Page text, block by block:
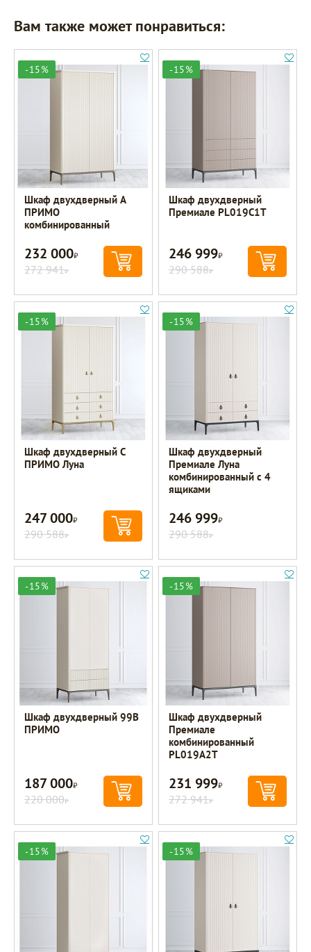
Вам также может понравиться:
-15%
Шкаф двухдверный A
ПРИМО
комбинированный
232 000Р
272 941Р
-15%
Шкаф двухдверный
Премиале PL019C1T
246 999Р
290 588Р
-15%
Шкаф двухдверный С
ПРИМО Луна
247 000Р
290 588Р
-15%
Шкаф двухдверный
Премиале Луна
комбинированный с 4
ящиками
246 999Р
290 588Р
-15%
Шкаф двухдверный 99B
ПРИМО
187 000Р
220 000Р
-15%
Шкаф двухдверный
Премиале
комбинированный
PL019A2T
231 999Р
272 941Р
-15% -15%